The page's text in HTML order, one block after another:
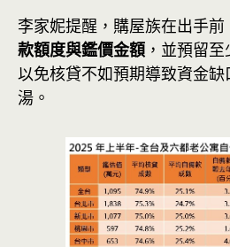
李家妮提醒，購屋族在出手
款額度與鑑價金額 ，並預留
以免核貸不如預期導致資金
湯。